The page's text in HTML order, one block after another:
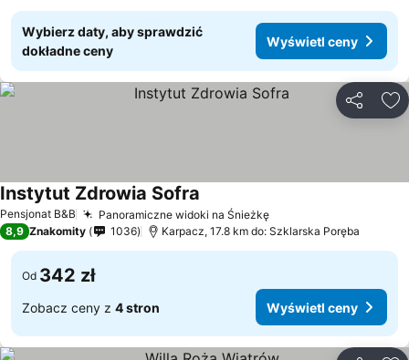
Wybierz daty, aby sprawdzić
dokładne ceny
Wyświetl ceny
Pensjonat B&B Panoramiczne widoki na Śnieżkę
Instytut Zdrowia Sofra
8,9 Znakomity 1036 Karpacz, 17.8 km do: Szklarska Poręba
Od 342 zł
Zobacz ceny z 4 stron Wyświetl ceny